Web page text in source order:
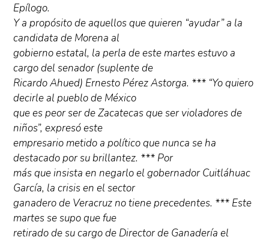
Epílogo.
Y a propósito de aquellos que quieren “ayudar” a la
candidata de Morena al
gobierno estatal, la perla de este martes estuvo a
cargo del senador (suplente de
Ricardo Ahued) Ernesto Pérez Astorga. *** “Yo quiero
decirle al pueblo de México
que es peor ser de Zacatecas que ser violadores de
niños”, expresó este
empresario metido a político que nunca se ha
destacado por su brillantez. *** Por
más que insista en negarlo el gobernador Cuitláhuac
García, la crisis en el sector
ganadero de Veracruz no tiene precedentes. *** Este
martes se supo que fue
retirado de su cargo de Director de Ganadería el